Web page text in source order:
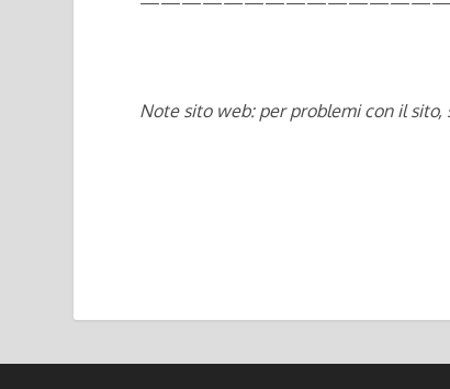
Note sito web: per problemi con il